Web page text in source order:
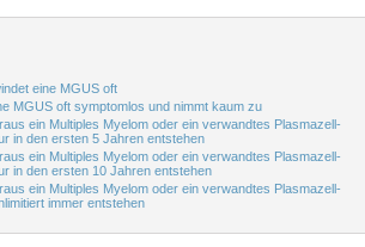
eine MGUS oft
MGUS oft symptomlos und nimmt kaum zu
ein Multiples Myelom oder ein verwandtes Plasmazell-
in den ersten 5 Jahren entstehen
ein Multiples Myelom oder ein verwandtes Plasmazell-
in den ersten 10 Jahren entstehen
ein Multiples Myelom oder ein verwandtes Plasmazell-
immer entstehen